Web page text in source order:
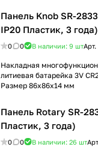
Панель Knob SR-
IP20 Пластик, 3 года)
0 0 В наличии: 9 штАрт.
Накладная
литиевая батарейка 3V
Размер 86х86х14 мм
Панель Rotary SR-
Пластик, 3 года)
0 0 В наличии: 26 шт